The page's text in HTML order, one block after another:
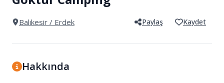
Balıkesir / Erdek Paylaş Kaydet
Hakkında